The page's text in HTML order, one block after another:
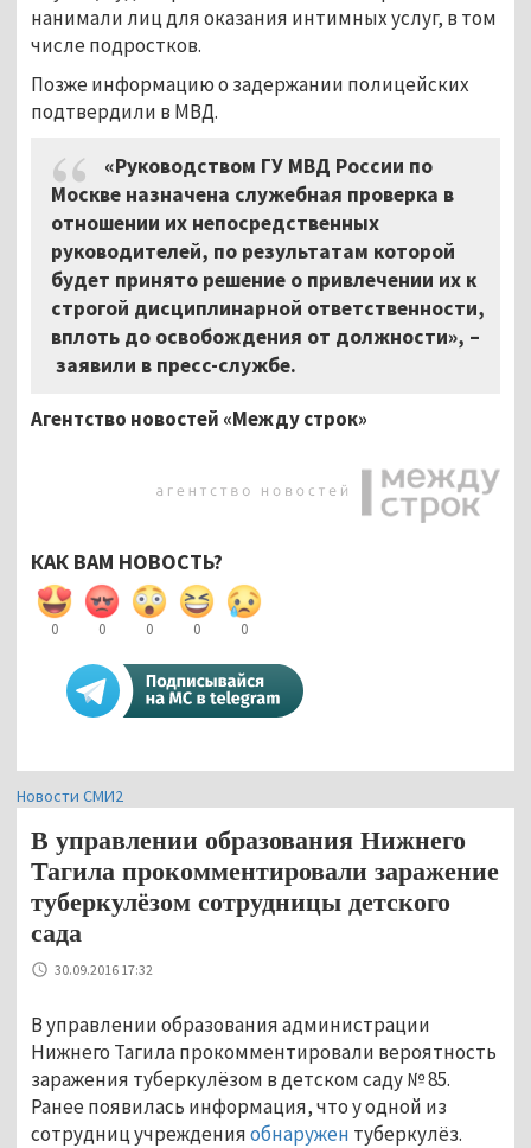
нанимали лиц для оказания интимных услуг, в том
числе подростков.
Позже информацию о задержании полицейских
подтвердили в МВД.
«Руководством ГУ МВД России по
Москве назначена служебная проверка в
отношении их непосредственных
руководителей, по результатам которой
будет принято решение о привлечении их к
строгой дисциплинарной ответственности,
вплоть до освобождения от должности», –
заявили в пресс-службе.
Агентство новостей «Между строк»
КАК ВАМ НОВОСТЬ?
0 0 0 0 0
Новости СМИ2
В управлении образования Нижнего
Тагила прокомментировали заражение
туберкулёзом сотрудницы детского
сада
30.09.2016 17:32
В управлении образования администрации
Нижнего Тагила прокомментировали вероятность
заражения туберкулёзом в детском саду № 85.
Ранее появилась информация, что у одной из
сотрудниц учрежденияобнаружен туберкулёз.